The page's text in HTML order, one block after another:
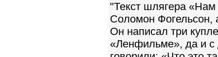
"Текст шлягера
Соломон Фогельсон,
Он написал три
«Ленфильме», да и